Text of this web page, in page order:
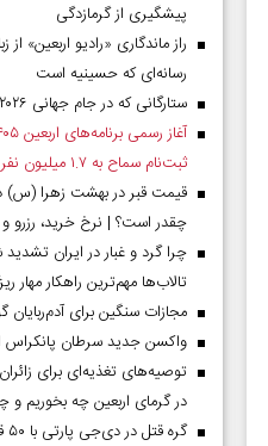
پیشگیری از گرمازدگی
راز ماندگاری «رادیو اربعین» از
رسانه‌ای که حسینیه است
ستارگانی که در جام جهانی ۲۰۲۶ بازی نکردند
ثبت‌نام سماح به ۱.۷ میلیون نفر رسید
چقدر است؟ | نرخ خرید، رزرو و
چرا گرد و غبار در ایران
تالاب‌ها مهم‌ترین راهکار مهار
مجازات سنگین برای آدم‌ربایان
واکسن جدید سرطان
در گرمای اربعین چه بخوریم و
گره قتل در دی‌جی پارتی با ۵۰ قسم باز می‌شود